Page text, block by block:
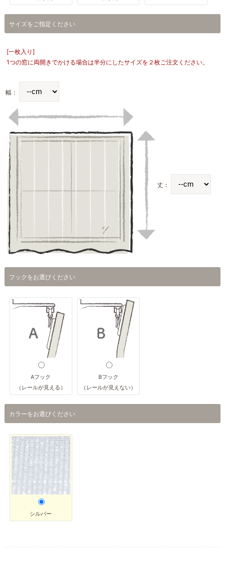
サイズをご指定ください
[一枚入り]
1つの窓に両開きでかける場合は半分にしたサイズを２枚ご注文ください。
幅：
丈：
フックをお選びください
Aフック
（レールが見える）
Bフック
（レールが見えない）
カラーをお選びください
シルバー